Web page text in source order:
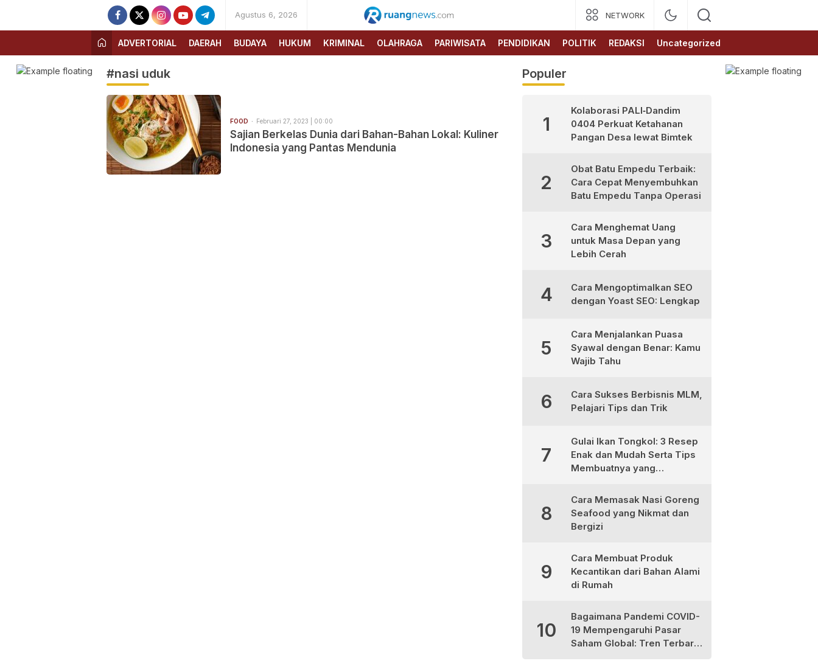
Agustus 6, 2026
RUANG
NEWS
NETWORK
ADVERTORIAL DAERAH BUDAYA HUKUM KRIMINAL OLAHRAGA PARIWISATA PENDIDIKAN POLITIK REDAKSI Uncategorized
#nasi uduk
FOOD Februari 27, 2023 | 00:00
Sajian Berkelas Dunia dari Bahan-Bahan Lokal: Kuliner
Indonesia yang Pantas Mendunia
Populer
1
Kolaborasi PALI‑Dandim
0404 Perkuat Ketahanan
Pangan Desa lewat Bimtek
2
Obat Batu Empedu Terbaik:
Cara Cepat Menyembuhkan
Batu Empedu Tanpa Operasi
3
Cara Menghemat Uang
untuk Masa Depan yang
Lebih Cerah
4
Cara Mengoptimalkan SEO
dengan Yoast SEO: Lengkap
5
Cara Menjalankan Puasa
Syawal dengan Benar: Kamu
Wajib Tahu
6
Cara Sukses Berbisnis MLM,
Pelajari Tips dan Trik
7
Gulai Ikan Tongkol: 3 Resep
Enak dan Mudah Serta Tips
Membuatnya yang
8
Cara Memasak Nasi Goreng
Seafood yang Nikmat dan
Bergizi
9
Cara Membuat Produk
Kecantikan dari Bahan Alami
di Rumah
10
Bagaimana Pandemi COVID-
19 Mempengaruhi Pasar
Saham Global: Tren Terbaru